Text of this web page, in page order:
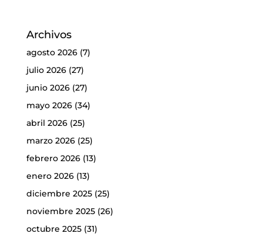
Archivos
agosto 2026(7)
julio 2026(27)
junio 2026(27)
mayo 2026(34)
abril 2026(25)
marzo 2026(25)
febrero 2026(13)
enero 2026(13)
diciembre 2025(25)
noviembre 2025(26)
octubre 2025(31)